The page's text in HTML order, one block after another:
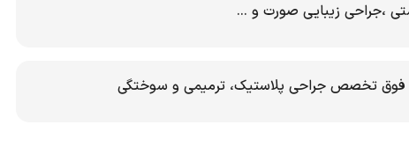
،جراحی زیبایی صورت و ...
فوق تخصص جراحی پلاستیک، ترمیمی و سوختگی